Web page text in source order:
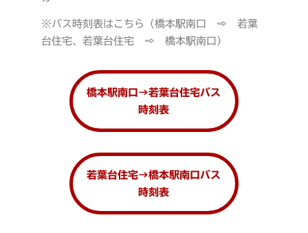
※バス時刻表はこちら（橋本駅南口 ⇨ 若葉
台住宅、若葉台住宅 ⇨ 橋本駅南口）
橋本駅南口→若葉台住宅バス
時刻表
若葉台住宅→橋本駅南口バス
時刻表